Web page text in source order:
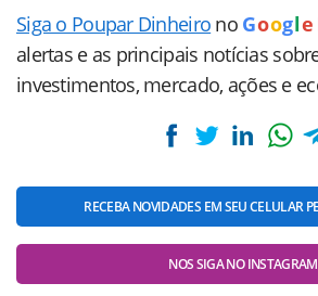
Siga o Poupar Dinheiro no Goog le
alertas e as principais notícias
investimentos, mercado, ações e
RECEBA NOVIDADES EM SEU CELULAR
NOS SIGA NO INSTAGRAM